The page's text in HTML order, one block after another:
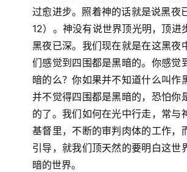
过愈进步。照着神的话就是说黑夜
12）。神没有说世界顶光明，顶进
黑夜已深。我们现在就是在这黑夜
们感觉到四围都是黑暗的。你感觉
暗的么？你如果并不知道什么叫作
并不觉得四围都是黑暗的，恐怕你
的了。我们如何在光中行走，常与
基督里，不断的审判肉体的工作，
引导，就我们顶天然的要明白这世
暗的世界。